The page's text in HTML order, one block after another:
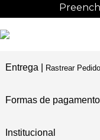
Entrega | Rastrear Pedido
Formas de pagamento
Institucional